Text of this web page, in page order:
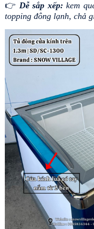
👉 Dễ sắp xếp: kem
topping đông lạnh, chả